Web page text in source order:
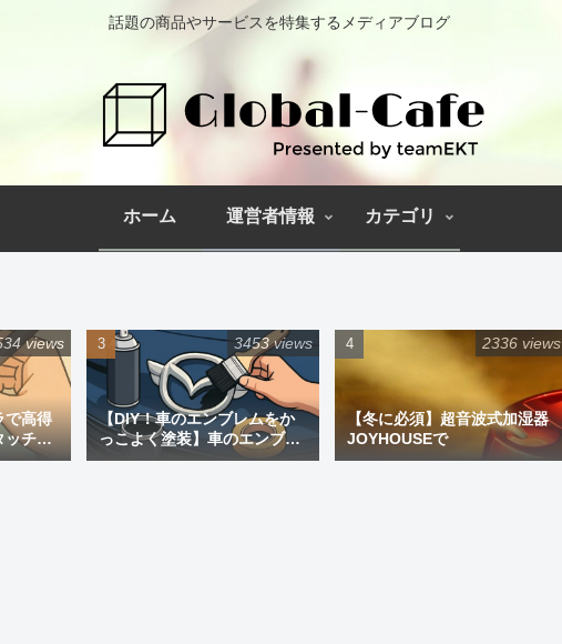
話題の商品やサービスを特集するメディアブログ
ホーム 運営者情報 カテゴリ
で高得
ッチペ
views
【DIY！車のエンブレムをか
っこよく塗装】車のエンブレ
ム塗装｜道具と失敗しない手
3453 views
【冬に必須】超音波式加湿器
JOYHOUSEで
2336 views